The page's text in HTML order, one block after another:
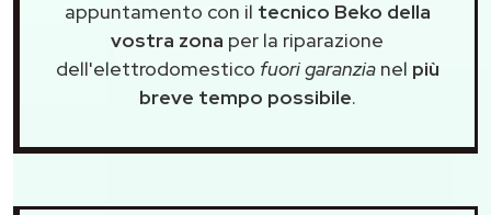
appuntamento con il tecnico Beko della
vostra zona per la riparazione
dell'elettrodomestico fuori garanzianel più
breve tempo possibile.